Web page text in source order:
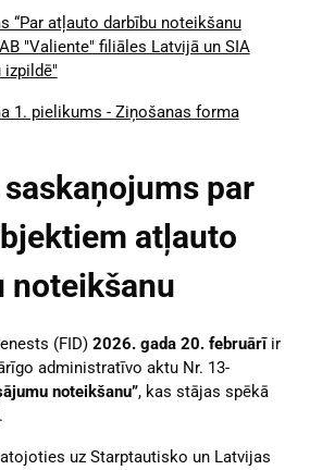
“Par atļauto darbību noteikšanu
"Valiente" filiāles Latvijā un SIA
izpildē"
1. pielikums - Ziņošanas forma
par
atļauto
noteikšanu
(FID) 2026. gada 20. februārī ir
administratīvo aktu Nr. 13-
noteikšanu”, kas stājas spēkā
uz Starptautisko un Latvijas